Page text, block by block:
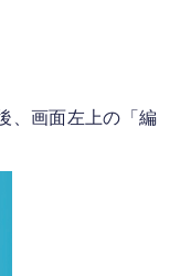
、画面左上の「編